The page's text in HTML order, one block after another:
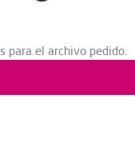
para el archivo pedido.